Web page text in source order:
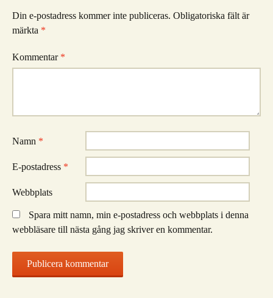
Din e-postadress kommer inte publiceras. Obligatoriska fält är
märkta *
Kommentar *
Namn *
E-postadress *
Webbplats
Spara mitt namn, min e-postadress och webbplats i denna
webbläsare till nästa gång jag skriver en kommentar.